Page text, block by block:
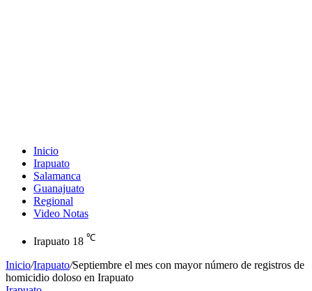
Inicio
Irapuato
Salamanca
Guanajuato
Regional
Video Notas
Irapuato 18 ℃
Inicio/Irapuato/Septiembre el mes con mayor número de registros de
homicidio doloso en Irapuato